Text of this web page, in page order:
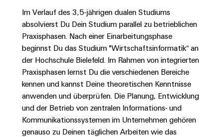
Gebäudeinfrastruktur
Lösungen
für
die
spezifischen
Anforderungen
in
der
Gebäudeinfrastruktur
Gerätehersteller
Innovative
Building
Smart
Metering
Weidmüller
Configurator
Workplace
Solutions
Elektronik
Koppelrelais
&
Halbleiterrelais
Trennverstärker
und
Messumformer
Stromversorgungen
PCB
Connector
Services
Akkreditiertes
Labor
Support
Webshop
Preisliste
Kataloganforderung
Länder
Management
Informationen
und
Zertifikate
Presse
und
Schüler
Ausbildung
Duales
Studium
Schülerpraktika
Erfolgreiche
Karrierewege
Im Verlauf des 3,5-jährigen dualen Studiums
absolvierst Du Dein Studium parallel zu betrieblichen
Praxisphasen. Nach einer Einarbeitungsphase
beginnst Du das Studium "Wirtschaftsinformatik“ an
der Hochschule Bielefeld. Im Rahmen von integrierten
Praxisphasen lernst Du die verschiedenen Bereiche
kennen und kannst Deine theoretischen Kenntnisse
anwenden und überprüfen. Die Planung, Entwicklung
und der Betrieb von zentralen Informations- und
Kommunikationssystemen im Unternehmen gehören
genauso zu Deinen täglichen Arbeiten wie das